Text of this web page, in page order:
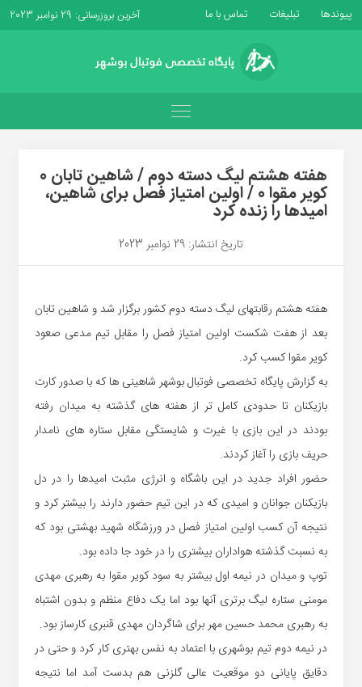
پیوندها تبلیغات تماس با ما آخرین بروزرسانی: 29 نوامبر 2023
هفته هشتم لیگ دسته دوم / شاهین تابان 0
کویر مقوا 0 / اولین امتیاز فصل برای شاهین،
امیدها را زنده کرد
تاریخ انتشار: 29 نوامبر 2023
هفته هشتم رقابتهای لیگ دسته دوم کشور برگزار شد و شاهین تابان
بعد از هفت شکست اولین امتیاز فصل را مقابل تیم مدعی صعود
کویر مقوا کسب کرد.
به گزارش پایگاه تخصصی فوتبال بوشهر شاهینی ها که با صدور کارت
بازیکنان تا حدودی کامل تر از هفته های گذشته به میدان رفته
بودند در این بازی با غیرت و شایستگی مقابل ستاره های نامدار
حریف بازی را آغاز کردند.
حضور افراد جدید در این باشگاه و انرژی مثبت امیدها را در دل
بازیکنان جوانان و امیدی که در این تیم حضور دارند را بیشتر کرد و
نتیجه آن کسب اولین امتیاز فصل در ورزشگاه شهید بهشتی بود که
به نسبت گذشته هواداران بیشتری را در خود جا داده بود.
توپ و میدان در نیمه اول بیشتر به سود کویر مقوا به رهبری مهدی
مومنی ستاره لیگ برتری آنها بود اما یک دفاع منظم و بدون اشتباه
به رهبری محمد حسین مهر برای شاگردان مهدی قنبری کارساز بود.
در نیمه دوم تیم بوشهری با اعتماد به نفس بهتری کار کرد و حتی در
دقایق پایانی دو موقعیت عالی گلزنی هم بدست آمد اما نتیجه